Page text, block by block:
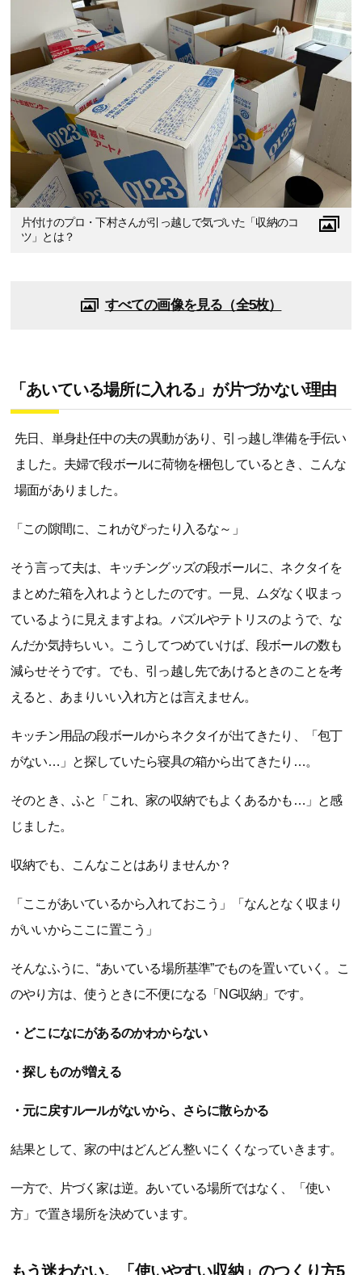
片付けのプロ・下村さんが引っ越しで気づいた「収納のコ
ツ」とは？
すべての画像を見る（全5枚）
「あいている場所に入れる」が片づかない理由
先日、単身赴任中の夫の異動があり、引っ越し準備を手伝い
ました。夫婦で段ボールに荷物を梱包しているとき、こんな
場面がありました。
「この隙間に、これがぴったり入るな～」
そう言って夫は、キッチングッズの段ボールに、ネクタイを
まとめた箱を入れようとしたのです。一見、ムダなく収まっ
ているように見えますよね。パズルやテトリスのようで、な
んだか気持ちいい。こうしてつめていけば、段ボールの数も
減らせそうです。でも、引っ越し先であけるときのことを考
えると、あまりいい入れ方とは言えません。
キッチン用品の段ボールからネクタイが出てきたり、「包丁
がない…」と探していたら寝具の箱から出てきたり…。
そのとき、ふと「これ、家の収納でもよくあるかも…」と感
じました。
収納でも、こんなことはありませんか？
「ここがあいているから入れておこう」「なんとなく収まり
がいいからここに置こう」
そんなふうに、“あいている場所基準”でものを置いていく。こ
のやり方は、使うときに不便になる「NG収納」です。
・どこになにがあるのかわからない
・探しものが増える
・元に戻すルールがないから、さらに散らかる
結果として、家の中はどんどん整いにくくなっていきます。
一方で、片づく家は逆。あいている場所ではなく、「使い
方」で置き場所を決めています。
もう迷わない。「使いやすい収納」のつくり方5